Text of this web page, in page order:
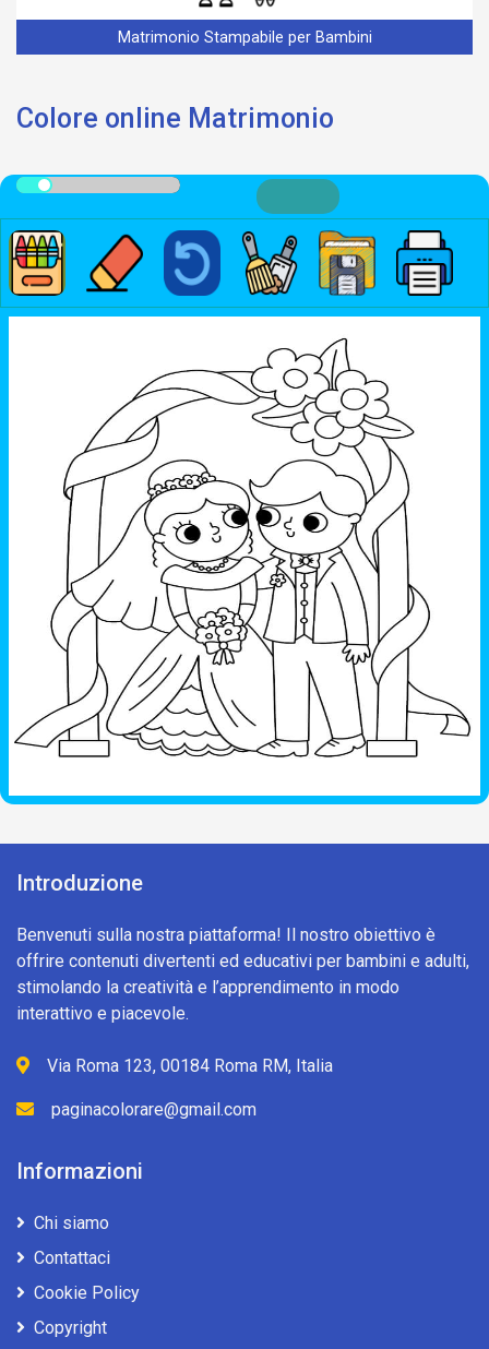
Matrimonio Stampabile per Bambini
Colore online Matrimonio
Introduzione
Benvenuti sulla nostra piattaforma! Il nostro obiettivo è
offrire contenuti divertenti ed educativi per bambini e adulti,
stimolando la creatività e l’apprendimento in modo
interattivo e piacevole.
Via Roma 123, 00184 Roma RM, Italia
paginacolorare@gmail.com
Informazioni
Chi siamo
Contattaci
Cookie Policy
Copyright